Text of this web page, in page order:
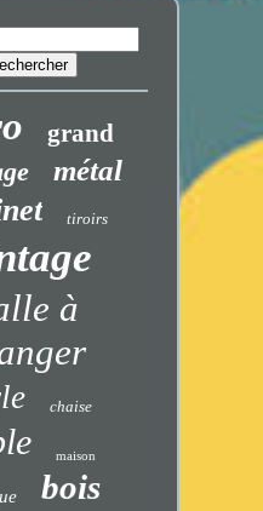
grand
métal
tiroirs
à
chaise
maison
bois